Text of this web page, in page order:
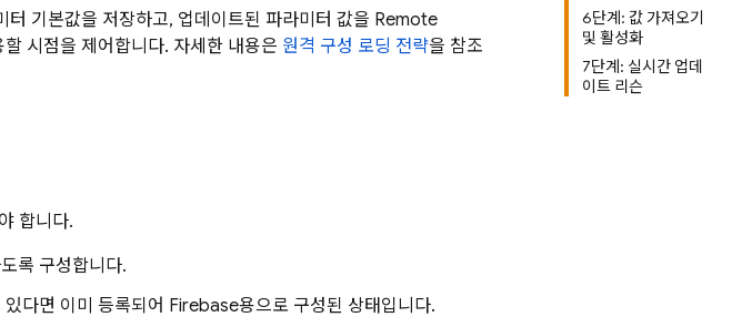
6단계: 값 가져오기
및 활성화
7단계: 실시간 업데
이트 리슨
터 기본값을 저장하고, 업데이트된 파라미터 값을 Remote
시점을 제어합니다. 자세한 내용은 원격 구성 로딩 전략을 참조
합니다.
록 구성합니다.
다면 이미 등록되어 Firebase용으로 구성된 상태입니다.